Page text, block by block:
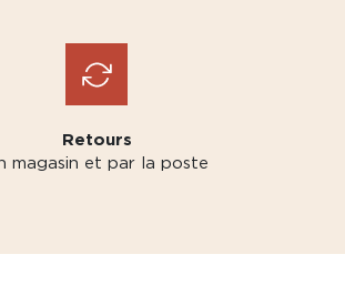
Retours
magasin et par la poste